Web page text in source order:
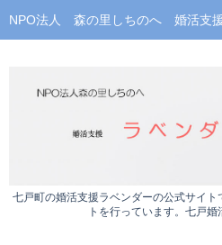
NPO法人 森の里しちのへ 婚活支
七戸町の婚活支援ラベンダーの公式サイ
トを行っています。七戸婚
会員専用サイト
七戸町 結婚活動支援事業
お試し入会